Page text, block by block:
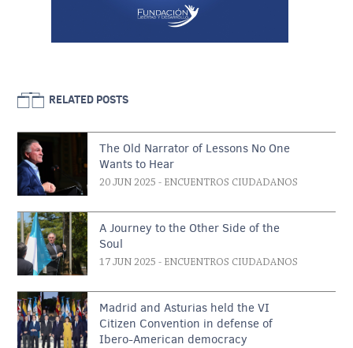
RELATED POSTS
The Old Narrator of Lessons No One
Wants to Hear
20 JUN 2025 - ENCUENTROS CIUDADANOS
A Journey to the Other Side of the
Soul
17 JUN 2025 - ENCUENTROS CIUDADANOS
Madrid and Asturias held the VI
Citizen Convention in defense of
Ibero-American democracy